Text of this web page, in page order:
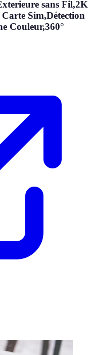
sans Fil,2K
Sim,Détection
Couleur,360°